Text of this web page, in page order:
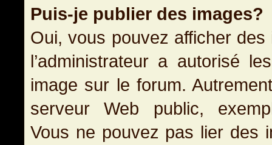
Puis-je publier des images?
Oui, vous pouvez afficher
l’administrateur a autorisé
image sur le forum.
serveur Web public,
Vous ne pouvez pas lier des